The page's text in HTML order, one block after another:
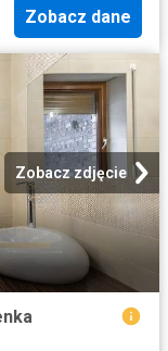
Zobacz dane
Zobacz zdjęcie